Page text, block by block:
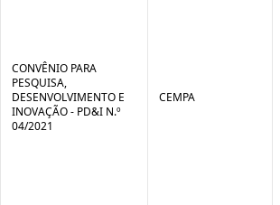
CONVÊNIO PARA
PESQUISA,
DESENVOLVIMENTO E
INOVAÇÃO - PD&I N.º
04/2021
CEMPA